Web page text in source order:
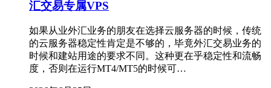
汇交易专属VPS
如果从业外汇业务的朋友在选择云服务器的时候，传统
的云服务器稳定性肯定是不够的，毕竟外汇交易业务的
时候和建站用途的要求不同。这种更在乎稳定性和流畅
度，否则在运行MT4/MT5的时候可…